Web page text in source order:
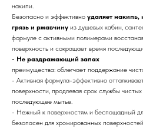
накипи.
Безопасно и эффективно удаляет накипь,
грязь и ржавчину из душевых кабин,
формуле с активными полимерами
поверхность и сокращает время
- Не раздражающий запах
преимущества: облегчает поддержание
- Активная формула-эффективно
поверхности, продлевая срок службы
последующее мытье.
- Нежный к поверхностям и беспощадный
безопасен для хромированных